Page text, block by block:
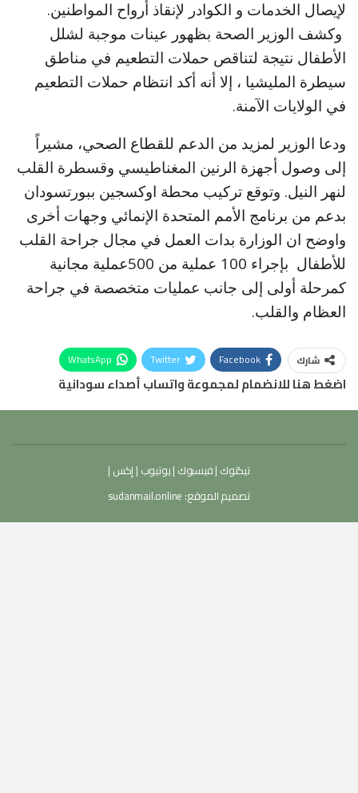
لإيصال الخدمات و الكوادر لإنقاذ أرواح المواطنين.
وكشف الوزير الصحة بظهور عينات موجبة لشلل
الأطفال نتيجة لتناقص حملات التطعيم في مناطق
سيطرة المليشيا ، إلا أنه أكد انتظام حملات التطعيم
في الولايات الآمنة.
ودعا الوزير لمزيد من الدعم للقطاع الصحي، مشيراً
إلى وصول أجهزة الرنين المغناطيسي وقسطرة القلب
لنهر النيل. وتوقع تركيب محطة اوكسجين ببورتسودان
بدعم من برنامج الأمم المتحدة الإنمائي وجهات أخرى
واوضح ان الوزارة بدات العمل في مجال جراحة القلب
للأطفال بإجراء 100 عملية من 500عملية مجانية
كمرحلة أولى إلى جانب عمليات متخصصة في جراحة
العظام والقلب.
شارك Facebook
Twitter
WhatsApp
اضغط هنا للانضمام لمجموعة واتساب أصداء سودانية
تيكتوك |فيسبوك |يوتيوب | إكس |
تصميم الموقع: sudanmail.online